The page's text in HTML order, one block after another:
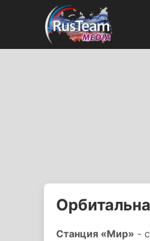
Станция «Мир» -